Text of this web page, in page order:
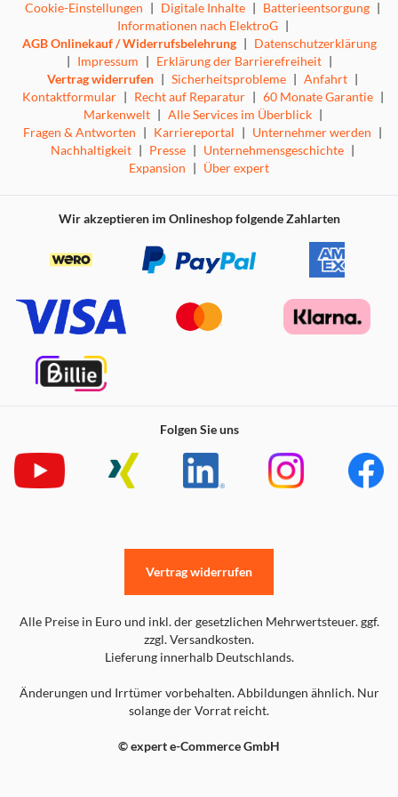
Cookie-Einstellungen | Digitale Inhalte | Batterieentsorgung |
Informationen nach ElektroG |
AGB Onlinekauf / Widerrufsbelehrung | Datenschutzerklärung
| Impressum | Erklärung der Barrierefreiheit |
Vertrag widerrufen | Sicherheitsprobleme | Anfahrt |
Kontaktformular | Recht auf Reparatur | 60 Monate Garantie |
Markenwelt | Alle Services im Überblick |
Fragen & Antworten | Karriereportal | Unternehmer werden |
Nachhaltigkeit | Presse | Unternehmensgeschichte |
Expansion | Über expert
Wir akzeptieren im Onlineshop folgende Zahlarten
Folgen Sie uns
Alle Preise in Euro und inkl. der gesetzlichen Mehrwertsteuer. ggf.
zzgl. Versandkosten.
Lieferung innerhalb Deutschlands.
Änderungen und Irrtümer vorbehalten. Abbildungen ähnlich. Nur
solange der Vorrat reicht.
© expert e-Commerce GmbH
Vertrag widerrufen